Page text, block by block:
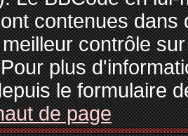
contenues
contrôle
plus
le formulaire
de page